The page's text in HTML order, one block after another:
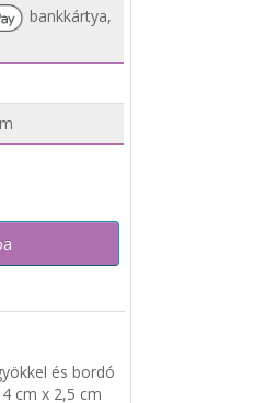
bankkártya,
és bordó
cm x 2,5 cm